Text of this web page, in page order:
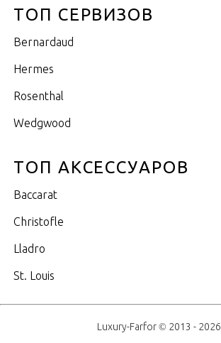
ТОП СЕРВИЗОВ
Bernardaud
Hermes
Rosenthal
Wedgwood
ТОП АКСЕССУАРОВ
Baccarat
Christofle
Lladro
St. Louis
Luxury-Farfor © 2013 - 2026